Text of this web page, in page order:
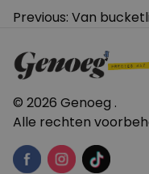
Bericht
Previous: Van
© 2026 Genoeg .
Alle rechten